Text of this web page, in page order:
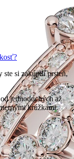
si zakúpili prsteň,
jednoduchých až
krúžkami.